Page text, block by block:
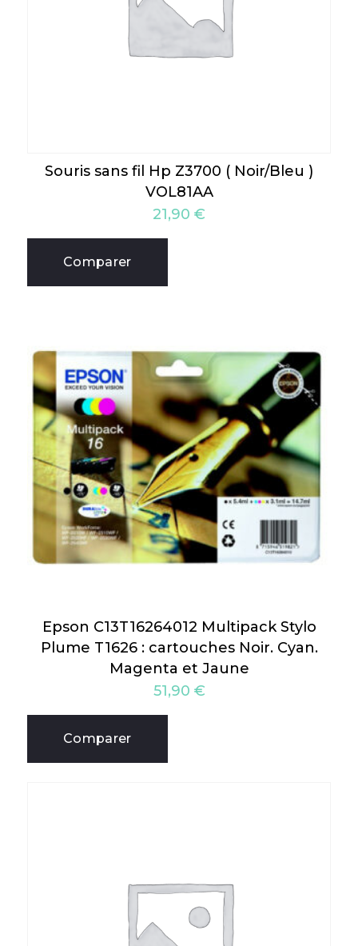
Souris sans fil Hp Z3700 ( Noir/Bleu )
VOL81AA
21,90 €
Comparer
Epson C13T16264012 Multipack Stylo
Plume T1626 : cartouches Noir. Cyan.
Magenta et Jaune
51,90 €
Comparer